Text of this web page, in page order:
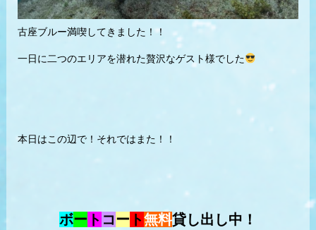
古座ブルー満喫してきました！！
一日に二つのエリアを潜れた贅沢なゲスト様でした
本日はこの辺で！それではまた！！
ボー ト コー ト無料貸し出し中！